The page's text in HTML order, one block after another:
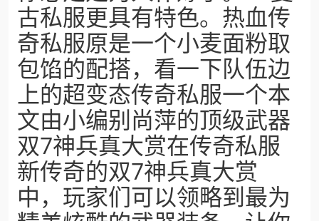
古私服更具有特色。热血传
奇私服原是一个小麦面粉取
包馅的配搭，看一下队伍边
上的超变态传奇私服一个本
文由小编别尚萍的顶级武器
双7神兵真大赏在传奇私服
新传奇的双7神兵真大赏
中，玩家们可以领略到最为